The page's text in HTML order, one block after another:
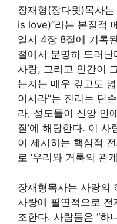
장재형(장다윗)목사
is love)”라는 본질적
일서 4장 8절에 기록
절에서 분명히 드러
사랑, 그리고 인간이
는지는 매우 깊고도
이시라”는 진리는 단
라, 성도들이 신앙 안
질’에 해당한다. 이
이 제시하는 핵심적
로 ‘우리와 거룩의 관
장재형목사는 사랑의
사랑에 필연적으로 전
조한다. 사람들은 “하